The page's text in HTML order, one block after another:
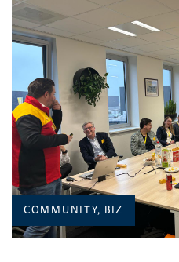
COMMUNITY, BIZ